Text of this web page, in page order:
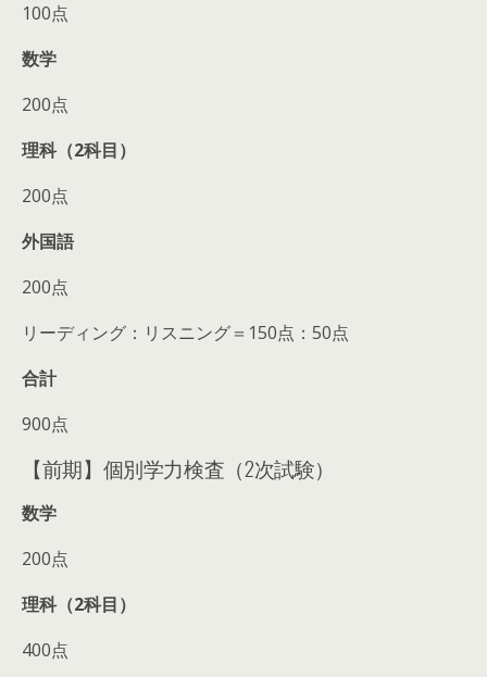
100点
数学
200点
理科（2科目）
200点
外国語
200点
リーディング：リスニング＝150点：50点
合計
900点
【前期】個別学力検査（2次試験）
数学
200点
理科（2科目）
400点